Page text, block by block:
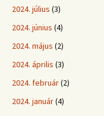
2024. július (3)
2024. június (4)
2024. május (2)
2024. április (3)
2024. február(2)
2024. január(4)